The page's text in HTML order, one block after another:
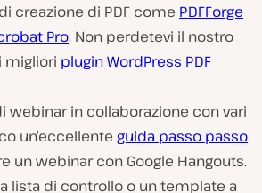
creazione di PDF come PDFForge
Pro. Non perdetevi il nostro
migliori plugin WordPress PDF
webinar in collaborazione con vari
un’eccellente guida passo passo
un webinar con Google Hangouts.
lista di controllo o un template a